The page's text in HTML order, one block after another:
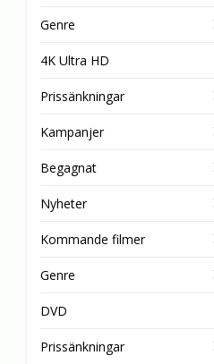
Genre
4K Ultra HD
Prissänkningar
Kampanjer
Begagnat
Nyheter
Kommande filmer
Genre
DVD
Prissänkningar